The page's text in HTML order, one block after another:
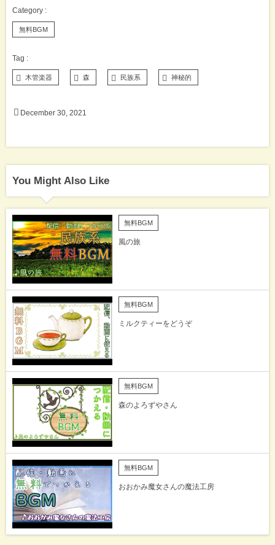
無料BGM
木管楽器 森 民族系 神秘的
December 30 ,2021
You Might Also Like
無料BGM
風の旅
無料BGM
ミルクティーをどうぞ
無料BGM
森のよろずやさん
無料BGM
おおかみ魔女さんの魔法工房